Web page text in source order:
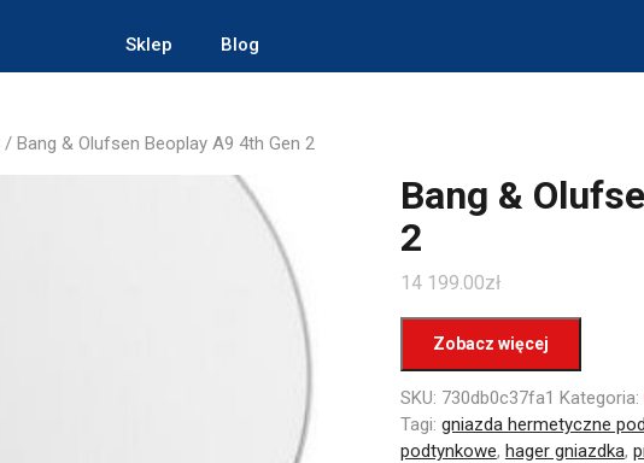
Sklep Blog
/ Bang & Olufsen Beoplay A9 4th Gen 2
Bang &
2
14 199.00zł
Zobacz więcej
SKU: 730db0c37fa1 Kategoria:
Tagi: gniazda hermetyczne
podtynkowe, hager gniazdka,